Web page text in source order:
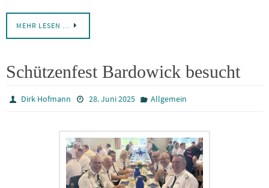
MEHR LESEN …
Schützenfest Bardowick besucht
Dirk Hofmann 28. Juni 2025 Allgemein